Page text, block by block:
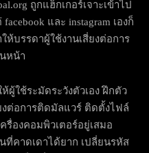
ถูกแฮ็กเกอร์เจาะเข้าไป
และ instagram เองก็
ห้บรรดาผู้ใช้งานเสี่ยงต่อการ
หน้า
ผู้ใช้ระมัดระวังตัวเอง ฝึกตัว
งต่อการติดมัลแวร์ ติดตั้งไฟล์
รื่องคอมพิวเตอร์อยู่เสมอ
คาดเดาได้ยาก เปลี่ยนรหัส